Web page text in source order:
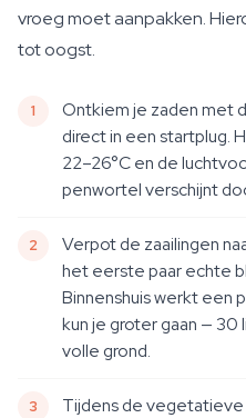
vroeg moet aanpakken.
tot oogst.
Ontkiem je zaden met
direct in een startplug.
22–26°C en de
penwortel verschijnt
Verpot de zaailingen
het eerste paar echte
Binnenshuis werkt een
kun je groter gaan —
volle grond.
Tijdens de